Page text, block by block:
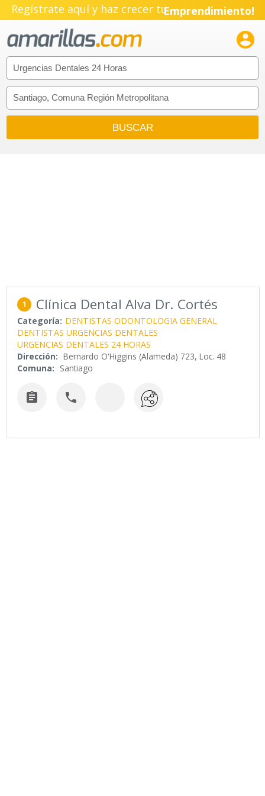
Regístrate aquí y haz crecer tuEmprendimiento!

1 Clínica Dental Alva Dr. Cortés
Categoría: DENTISTAS ODONTOLOGIA GENERAL
DENTISTAS URGENCIAS DENTALES
URGENCIAS DENTALES 24 HORAS
Dirección: Bernardo O'Higgins (Alameda) 723, Loc. 48
Comuna: Santiago
 